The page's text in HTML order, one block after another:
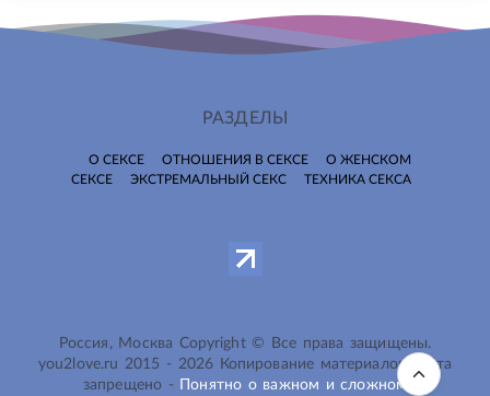
РАЗДЕЛЫ
О СЕКСЕ ОТНОШЕНИЯ В СЕКСЕ
О ЖЕНСКОМ
СЕКСЕ
ЭКСТРЕМАЛЬНЫЙ СЕКС ТЕХНИКА СЕКСА
Россия, Москва Copyright © Все права защищены.
you2love.ru 2015 - 2026 Копирование материалов сайта
запрещено -
Понятно о важном и сложном